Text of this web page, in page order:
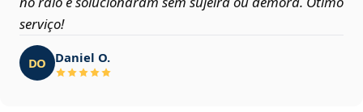
serviço!
DO Daniel O.